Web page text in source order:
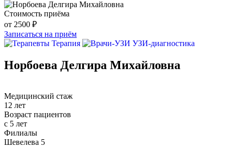
Стоимость приёма
от 2500 ₽
Записаться на приём
Терапия
УЗИ-диагностика
Норбоева Делгира Михайловна
Медицинский стаж
12 лет
Возраст пациентов
с 5 лет
Филиалы
Шевелева 5